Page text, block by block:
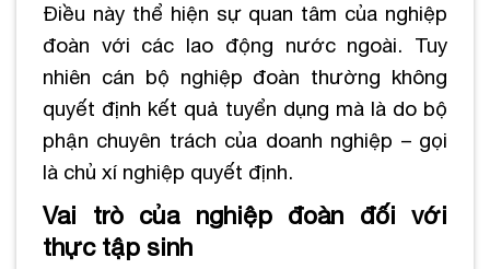
Điều này thể hiện sự quan tâm của nghiệp
đoàn với các lao động nước ngoài. Tuy
nhiên cán bộ nghiệp đoàn thường không
quyết định kết quả tuyển dụng mà là do bộ
phận chuyên trách của doanh nghiệp – gọi
là chủ xí nghiệp quyết định.
Vai trò của nghiệp đoàn đối với
thực tập sinh